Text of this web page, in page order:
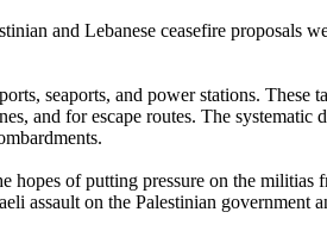
and Lebanese ceasefire proposals
seaports, and power stations.
and for escape routes. The systematic
hopes of putting pressure on the
assault on the Palestinian government